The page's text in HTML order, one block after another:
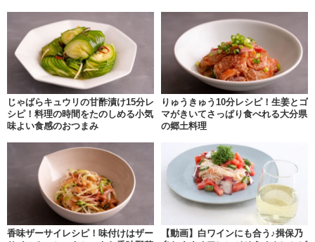
じゃばらキュウリの甘酢漬け15分レ
シピ！料理の時間をたのしめる小気
味よい食感のおつまみ
りゅうきゅう10分レシピ！生姜とゴ
マがきいてさっぱり食べれる大分県
の郷土料理
香味ザーサイレシピ！味付けはザー
【動画】白ワインにも合う♪揖保乃